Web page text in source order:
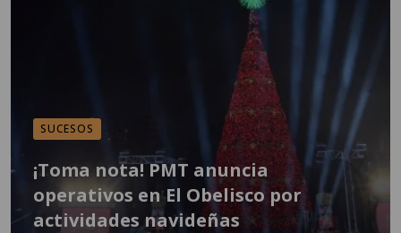
SUCESOS
¡Toma nota! PMT anuncia
operativos en El Obelisco por
actividades navideñas